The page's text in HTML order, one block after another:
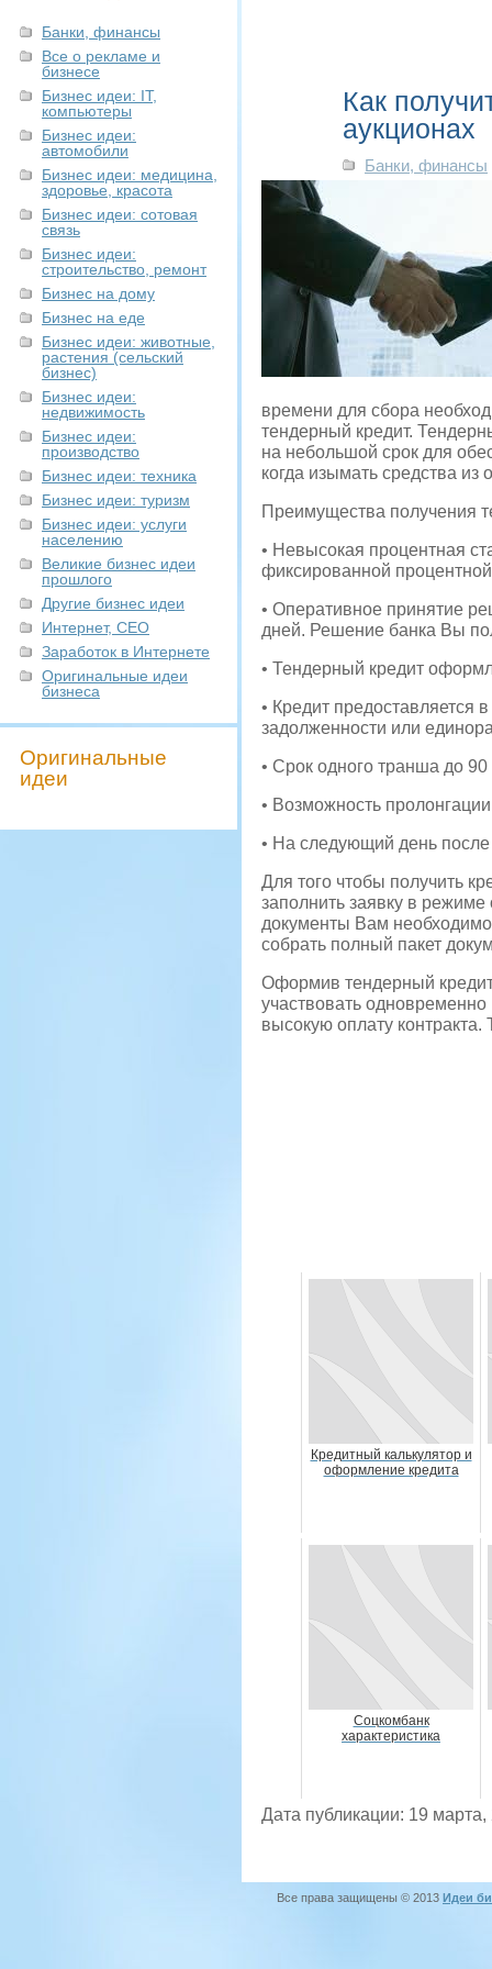
Банки, финансы
Все о рекламе и
бизнесе
Бизнес идеи: IT,
компьютеры
Бизнес идеи:
автомобили
Бизнес идеи: медицина,
здоровье, красота
Бизнес идеи: сотовая
связь
Бизнес идеи:
строительство, ремонт
Бизнес на дому
Бизнес на еде
Бизнес идеи: животные,
растения (сельский
бизнес)
Бизнес идеи:
недвижимость
Бизнес идеи:
производство
Бизнес идеи: техника
Бизнес идеи: туризм
Бизнес идеи: услуги
населению
Великие бизнес идеи
прошлого
Другие бизнес идеи
Интернет, СЕО
Заработок в Интернете
Оригинальные идеи
бизнеса
Оригинальные
идеи
Как
аукционах
Банки, финансы
времени для сбора
тендерный кредит.
на небольшой срок для
когда изымать средства из
Преимущества получения
• Невысокая процентная
фиксированной
• Оперативное принятие
дней. Решение банка Вы
• Тендерный кредит
• Кредит
задолженности или
• Срок одного транша до 90
• Возможность
• На следующий день
Для того чтобы получить
заполнить заявку в
документы Вам
собрать полный пакет
Оформив тендерный
участвовать одновременно
высокую оплату
Кредитный калькулятор и
оформление кредита
Соцкомбанк
характеристика
Дата публикации: 19 марта,
Все права защищены © 2013 Идеи